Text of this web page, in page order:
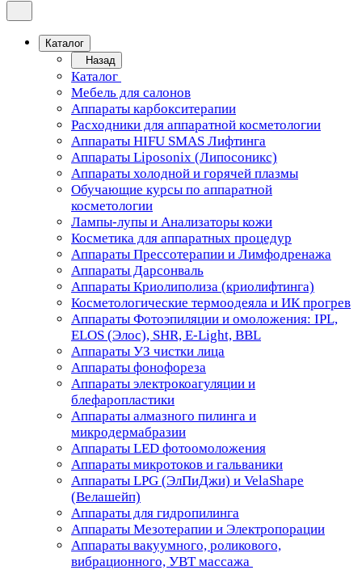
Каталог
Назад
Каталог
Мебель для салонов
Аппараты карбокситерапии
Расходники для аппаратной косметологии
Аппараты HIFU SMAS Лифтинга
Аппараты Liposonix (Липосоникс)
Аппараты холодной и горячей плазмы
Обучающие курсы по аппаратной
косметологии
Лампы-лупы и Анализаторы кожи
Косметика для аппаратных процедур
Аппараты Прессотерапии и Лимфодренажа
Аппараты Дарсонваль
Аппараты Криолиполиза (криолифтинга)
Косметологические термоодеяла и ИК прогрев
Аппараты Фотоэпиляции и омоложения: IPL,
ELOS (Элос), SHR, E-Light, BBL
Аппараты УЗ чистки лица
Аппараты фонофореза
Аппараты электрокоагуляции и
блефаропластики
Аппараты алмазного пилинга и
микродермабразии
Аппараты LED фотоомоложения
Аппараты микротоков и гальваники
Аппараты LPG (ЭлПиДжи) и VelaShape
(Велашейп)
Аппараты для гидропилинга
Аппараты Мезотерапии и Электропорации
Аппараты вакуумного, роликового,
вибрационного, УВТ массажа